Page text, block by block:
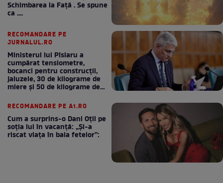
Schimbarea la Față . Se spune
ca ....
RECOMANDARE PE
JURNALUL.RO
Ministerul lui Pîslaru a
cumpărat tensiometre,
bocanci pentru construcții,
jaluzele, 30 de kilograme de
miere și 50 de kilograme de
RECOMANDARE PE A1.RO
Cum a surprins-o Dani Oțil pe
soția lui în vacanță: „Și-a
riscat viața în baia fetelor”: